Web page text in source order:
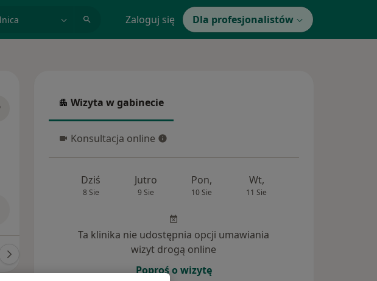
Zaloguj się Dla profesjonalistów
Odpowiedzi na pytania (7)
Wizyta w gabinecie
Wizyta w gabinecie
Konsultacja online
Konsultacja online
Dziś
8 Sie
Jutro
9 Sie
Pon,
10 Sie
Wt,
11 Sie
Ta klinika nie udostępnia opcji umawiania
wizyt drogą online
Poproś o wizytę